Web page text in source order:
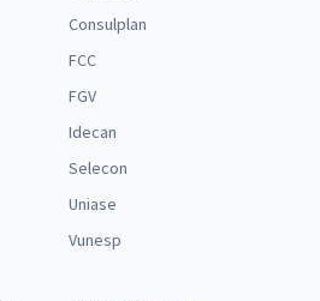
Consulplan
FCC
FGV
Idecan
Selecon
Uniase
Vunesp